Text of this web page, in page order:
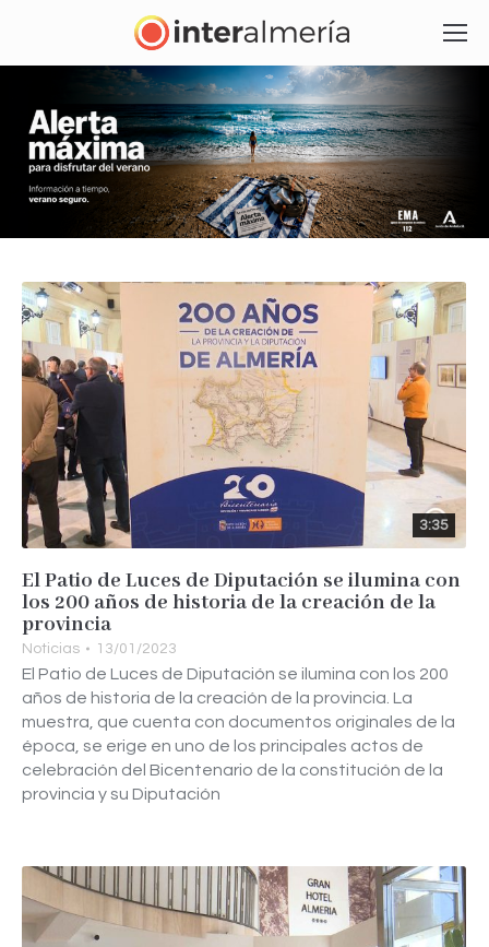
3:35
El Patio de Luces de Diputación se ilumina con
los 200 años de historia de la creación de la
provincia
Noticias 13/01/2023
El Patio de Luces de Diputación se ilumina con los 200
años de historia de la creación de la provincia. La
muestra, que cuenta con documentos originales de la
época, se erige en uno de los principales actos de
celebración del Bicentenario de la constitución de la
provincia y su Diputación